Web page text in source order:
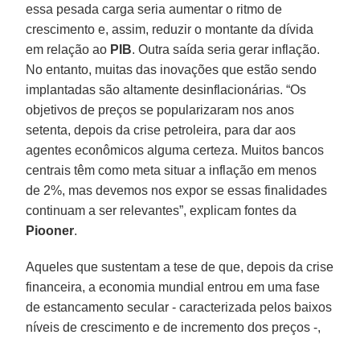
essa pesada carga seria aumentar o ritmo de
crescimento e, assim, reduzir o montante da dívida
em relação ao PIB. Outra saída seria gerar inflação.
No entanto, muitas das inovações que estão sendo
implantadas são altamente desinflacionárias. “Os
objetivos de preços se popularizaram nos anos
setenta, depois da crise petroleira, para dar aos
agentes econômicos alguma certeza. Muitos bancos
centrais têm como meta situar a inflação em menos
de 2%, mas devemos nos expor se essas finalidades
continuam a ser relevantes”, explicam fontes da
Piooner.
Aqueles que sustentam a tese de que, depois da crise
financeira, a economia mundial entrou em uma fase
de estancamento secular - caracterizada pelos baixos
níveis de crescimento e de incremento dos preços -,